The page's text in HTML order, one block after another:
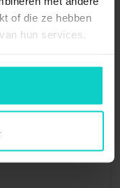
of die ze hebben
hun services.